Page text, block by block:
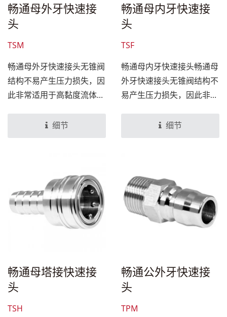
畅通母外牙快速接
头
TSM
畅通母外牙快速接头无锥阀
结构不易产生压力损失，因
此非常适用于高黏度流体及
用中，像是高压水、地毯清
洁剂。设计上搭配畅通公快
简单、快速、可靠。
细节
畅通母内牙快速接
头
TSF
畅通母内牙快速接头畅通母
外牙快速接头无锥阀结构不
易产生压力损失，因此非常
体。可用于多种介质应用
中，像是高压水、地毯清洁
连接或分离，无需工具，简
单、快速、可靠。
细节
畅通母塔接快速接
头
TSH
畅通公外牙快速接
头
TPM